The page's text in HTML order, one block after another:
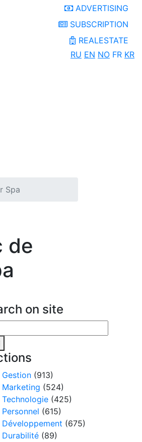
ADVERTISING
SUBSCRIPTION
REALESTATE
RU EN NO FR KR
Spa
de
on site
Gestion (913)
Marketing (524)
Technologie (425)
Personnel (615)
Développement (675)
Durabilité (89)